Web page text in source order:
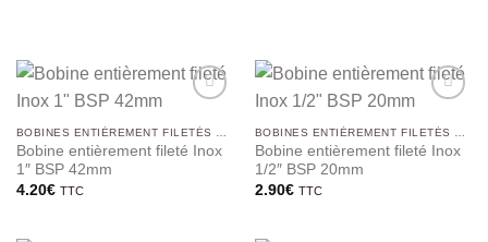
Bobine entièrement fileté Inox
1″ BSP 42mm
4.20€ TTC
Bobine entièrement fileté Inox
1/2″ BSP 20mm
2.90€ TTC